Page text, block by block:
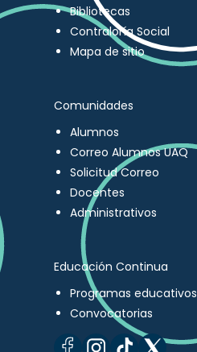
Bibliotecas
Contraloría Social
Mapa de sitio
Comunidades
Alumnos
Correo Alumnos UAQ
Solicitud Correo
Docentes
Administrativos
Educación Continua
Programas educativos
Convocatorias